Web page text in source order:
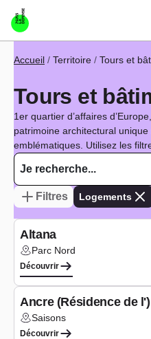
Aller au contenu principal
Fil d'Ariane
Accueil Territoire Tours et
Tours et
1er quartier d’affaires
patrimoine architectural
emblématiques. Utilisez les
Filtres Logements
Altana
Lieu :Parc Nord
Découvrir
Ancre (Résidence de l')
Lieu :Saisons
Découvrir